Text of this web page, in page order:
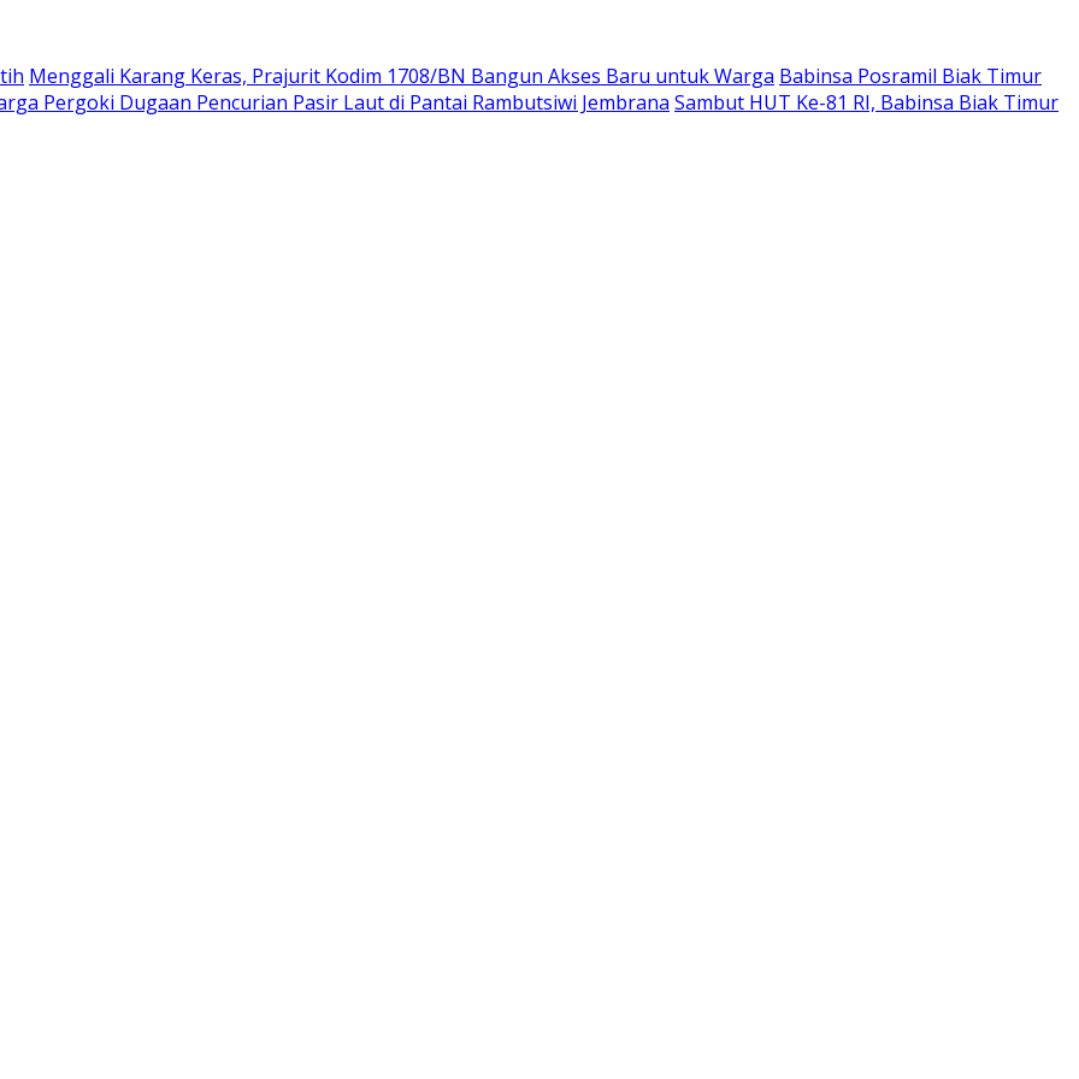
Menggali Karang Keras, Prajurit Kodim 1708/BN Bangun Akses Baru untuk Warga Babinsa Posramil Biak Timur
Pergoki Dugaan Pencurian Pasir Laut di Pantai Rambutsiwi Jembrana Sambut HUT Ke-81 RI, Babinsa Biak Timur